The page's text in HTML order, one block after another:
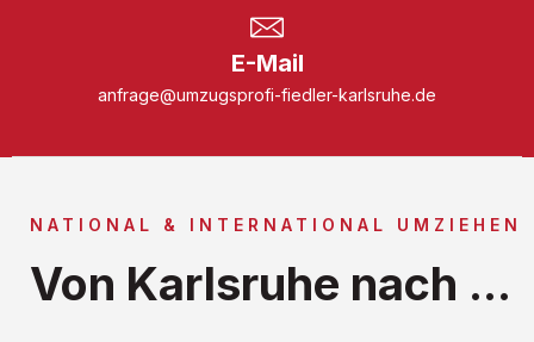
E-Mail
anfrage@umzugsprofi-fiedler-karlsruhe.de
NATIONAL & INTERNATIONAL UMZIEHEN
Von Karlsruhe nach ...